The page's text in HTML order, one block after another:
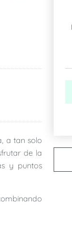
a tan solo
de la
y puntos
de ocio,